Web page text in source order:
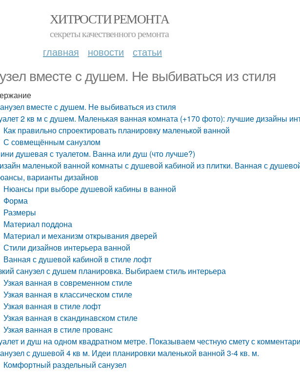
ХИТРОСТИ РЕМОНТА
секреты качественного ремонта
главная новости статьи
вместе с душем. Не выбиваться из стиля
вместе с душем. Не выбиваться из стиля
2 кв м с душем. Маленькая ванная комната (+170 фото): лучшие дизайны
Как правильно спроектировать планировку маленькой ванной
С совмещённым санузлом
душевая с туалетом. Ванна или душ (что лучше?)
маленькой ванной комнаты с душевой кабиной из плитки. Ванная с
варианты дизайнов
Нюансы при выборе душевой кабины в ванной
Форма
Размеры
Материал поддона
Материал и механизм открывания дверей
Стили дизайнов интерьера ванной
Ванная с душевой кабиной в стиле лофт
санузел с душем планировка. Выбираем стиль интерьера
Узкая ванная в современном стиле
Узкая ванная в классическом стиле
Узкая ванная в стиле лофт
Узкая ванная в скандинавском стиле
Узкая ванная в стиле прованс
и душ на одном квадратном метре. Показываем честную смету с
с душевой 4 кв м. Идеи планировки маленькой ванной 3-4 кв. м.
Комфортный раздельный санузел